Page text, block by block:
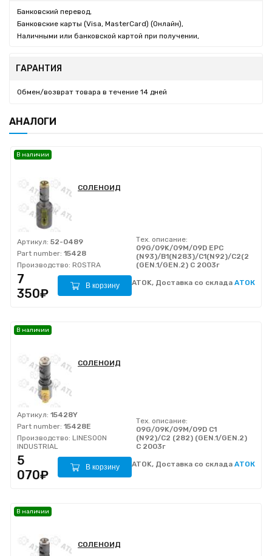
Банковский перевод,
Банковские карты (Visa, MasterCard) (Онлайн),
Наличными или банковской картой при получении,
ГАРАНТИЯ
Обмен/возврат товара в течение 14 дней
АНАЛОГИ
СОЛЕНОИД
Артикул: 52-0489
Part number: 15428
Производство: ROSTRA
Тех. описание:
09G/09K/09M/09D EPC
(N93)/B1(N283)/C1(N92)/C2(282)/
(GEN.1/GEN.2) C 2003г
В наличии
7
350₽
В корзину ATOK, Доставка со склада АТОК
СОЛЕНОИД
Артикул: 15428Y
Part number: 15428E
Производство: LINESOON
INDUSTRIAL
Тех. описание:
09G/09K/09M/09D C1
(N92)/C2 (282) (GEN.1/GEN.2)
C 2003г
В наличии
5
070₽
В корзину ATOK, Доставка со склада АТОК
СОЛЕНОИД
В наличии